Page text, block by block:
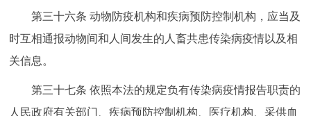
第三十六条 动物防疫机构和疾病预防控制机构，应当及
时互相通报动物间和人间发生的人畜共患传染病疫情以及相
关信息。
第三十七条 依照本法的规定负有传染病疫情报告职责的
人民政府有关部门、疾病预防控制机构、医疗机构、采供血